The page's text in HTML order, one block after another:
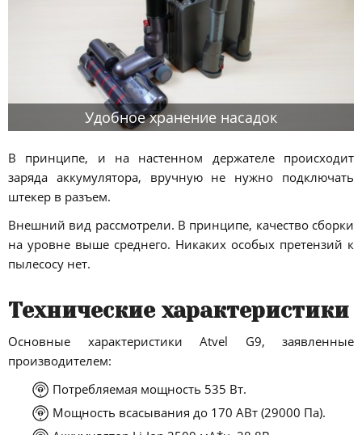
Удобное хранение насадок
В принципе, и на настенном держателе происходит
заряда аккумулятора, вручную не нужно подключать
штекер в разъем.
Внешний вид рассмотрели. В принципе, качество сборки
на уровне выше среднего. Никаких особых претензий к
пылесосу нет.
Технические характеристики
Основные характеристики Atvel G9, заявленные
производителем:
Потребляемая мощность 535 Вт.
Мощность всасывания до 170 АВт (29000 Па).